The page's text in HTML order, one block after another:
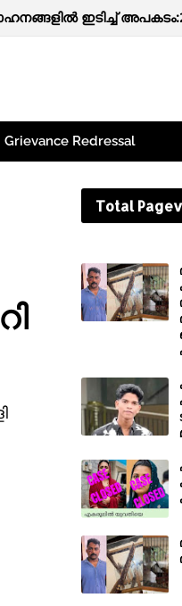
ഇടിച്ച് അപകടം:2
Grievance Redressal
Total